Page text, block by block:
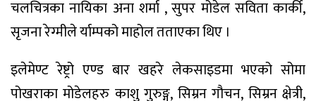
चलचित्रका नायिका अना शर्मा , सुपर मोडेल सविता कार्की,
सृजना रेग्मीले र्याम्पको माहोल तताएका थिए ।
इलेमेण्ट रेष्ट्रो एण्ड बार खहरे लेकसाइडमा भएको सोमा
पोखराका मोडेलहरु काशु गुरुङ्ग, सिम्रन गौचन, सिम्रन क्षेत्री,